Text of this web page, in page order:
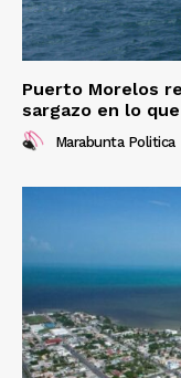
Puerto Morelos
sargazo en lo
Marabunta Politica